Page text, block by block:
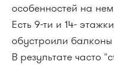
особенностей на
Есть 9-ти и 14-
обустроили
В результате часто